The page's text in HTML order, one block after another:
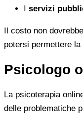
I servizi
Il costo non
potersi permettere
Psicologo
La psicoterapia
delle problematiche